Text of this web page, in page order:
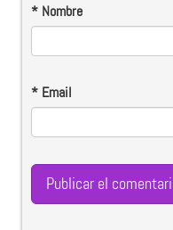
* Nombre
* Email